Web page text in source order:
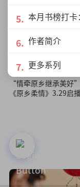
“情牵原乡继承美好” 万富山庄赞助呈献
《原乡柔情》3.29启
本月书榜打
作者简介
更多系列